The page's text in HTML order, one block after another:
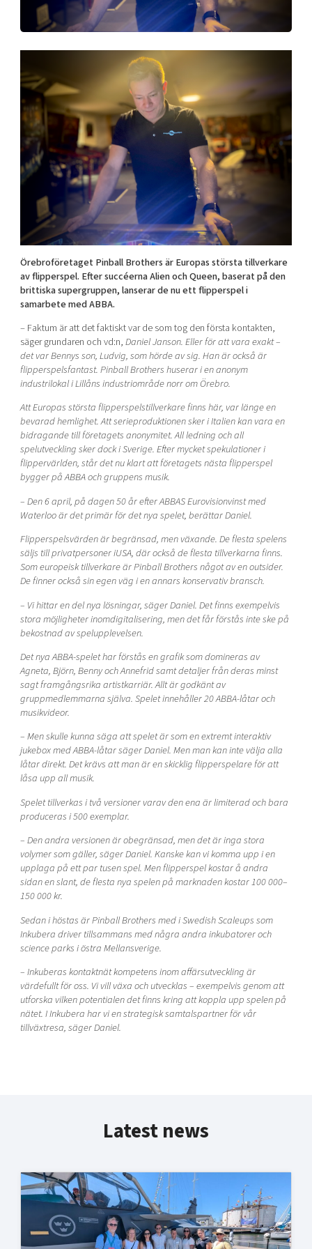
Shaping cities and regions
Bright East
East Sweden Tech Women
Reversed mentorship
Current offers and activities
Upscaling
Talent & skills
Startup & industry collaboration
Offers to boost your business
Funding opportunities
Our community of companies
Projects
Publications
Project toolbox
Our clusters
Reach out to us
Locations
Today's lunch in Mjärdevi
Örebroföretaget Pinball Brothers är Europas största tillverkare
av flipperspel. Efter succéerna Alien och Queen, baserat på den
brittiska supergruppen, lanserar de nu ett flipperspel i
samarbete med ABBA.
– Faktum är att det faktiskt var de som tog den första kontakten,
säger grundaren och vd:n,Daniel Janson. Eller för att vara exakt –
det var Bennys son, Ludvig, som hörde av sig. Han ärockså är
flipperspelsfantast.Pinball Brothers huserar i en anonym
industrilokal i Lillåns industriområde norr om Örebro.
Att Europas största flipperspelstillverkare finns här, var länge en
bevarad hemlighet. Attserieproduktionen sker i Italien kan vara en
bidragande till företagets anonymitet. All ledningoch all
spelutveckling sker dock i Sverige.Efter mycket spekulationer i
flippervärlden, står det nu klart att företagets nästa flipperspel
bygger på ABBA och gruppens musik.
– Den 6 april, på dagen 50 år efter ABBAS Eurovisionvinst med
Waterloo är det primär fördet nya spelet, berättar Daniel.
Flipperspelsvärden är begränsad, men växande. De flesta spelens
säljs till privatpersoner iUSA, där också de flesta tillverkarna finns.
Som europeisk tillverkare är Pinball Brothersnågot av en outsider.
De finner också sin egen väg i en annars konservativ bransch.
– Vi hittar en del nya lösningar, säger Daniel. Det finns exempelvis
stora möjligheter inomdigitalisering, men det får förstås inte ske på
bekostnad av spelupplevelsen.
Det nya ABBA-spelet har förstås en grafik som domineras av
Agneta, Björn, Benny ochAnnefrid samt detaljer från deras minst
sagt framgångsrika artistkarriär. Allt är godkänt av
gruppmedlemmarna själva. Spelet innehåller 20 ABBA-låtar och
musikvideor.
– Men skulle kunna säga att spelet är som en extremt interaktiv
jukebox med ABBA-låtarsäger Daniel. Men man kan inte välja alla
låtar direkt. Det krävs att man är en skickligflipperspelare för att
låsa upp all musik.
Spelet tillverkas i två versioner varav den ena är limiterad och bara
produceras i 500exemplar.
– Den andra versionen är obegränsad, men det är inga stora
volymer som gäller, sägerDaniel. Kanske kan vi komma upp i en
upplaga på ett par tusen spel. Men flipperspel kostarå andra
sidan en slant, de flesta nya spelen på marknaden kostar 100 000–
150 000 kr.
Sedan i höstas är Pinball Brothers med i Swedish Scaleups som
Inkubera driver tillsammansmed några andra inkubatorer och
science parks i östra Mellansverige.
– Inkuberas kontaktnät kompetens inom affärsutveckling är
värdefullt för oss. Vi vill växa ochutvecklas – exempelvis genom att
utforska vilken potentialen det finns kring att koppla uppspelen på
nätet. I Inkubera har vi en strategisk samtalspartner för vår
tillväxtresa, sägerDaniel.
Latest news